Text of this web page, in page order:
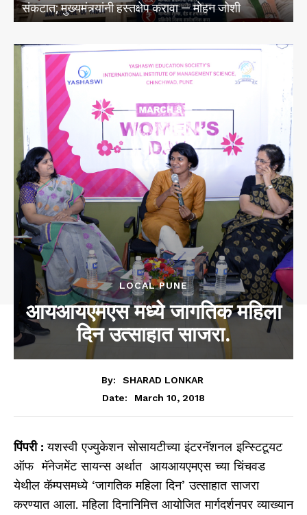
रस्ते निविदांची चौकशी करा..
LOCAL PUNE
आयआयएमएस मध्ये जागतिक महिला
दिन उत्साहात साजरा.
By:
SHARAD LONKAR
Date:
March 10, 2018
पिंपरी :यशस्वी एज्युकेशन सोसायटीच्या इंटरनॅशनल इन्स्टिटूयट
ऑफ मॅनेजमेंट सायन्स अर्थात आयआयएमएस च्या चिंचवड
येथील कॅम्पसमध्ये ‘जागतिक महिला दिन’ उत्साहात साजरा
करण्यात आला. महिला दिनानिमित्त आयोजित मार्गदर्शनपर व्याख्यान